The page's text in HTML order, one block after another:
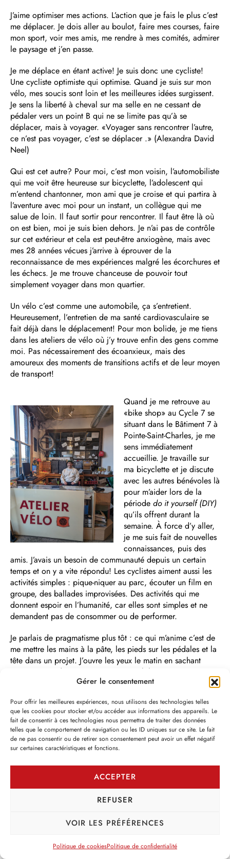
Gérer le consentement
Pour offrir les meilleures expériences, nous utilisons des technologies telles
que les cookies pour stocker et/ou accéder aux informations des appareils. Le
fait de consentir à ces technologies nous permettra de traiter des données
telles que le comportement de navigation ou les ID uniques sur ce site. Le fait
de ne pas consentir ou de retirer son consentement peut avoir un effet négatif
sur certaines caractéristiques et fonctions.
ACCEPTER
REFUSER
VOIR LES PRÉFÉRENCES
Politique de cookiesPolitique de confidentialité
J’aime optimiser mes actions. L’action que je fais le plus c’est
me déplacer. Je dois aller au boulot, faire mes courses, faire
mon sport, voir mes amis, me rendre à mes comités, admirer
le paysage et j’en passe.
Je me déplace en étant active! Je suis donc une cycliste!
Une cycliste optimiste qui optimise. Quand je suis sur mon
vélo, mes soucis sont loin et les meilleures idées surgissent.
Je sens la liberté à cheval sur ma selle en ne cessant de
pédaler vers un point B qui ne se limite pas qu’à se
déplacer, mais à voyager. «Voyager sans rencontrer l’autre,
ce n’est pas voyager, c’est se déplacer .» (Alexandra David
Neel)
Qui est cet autre? Pour moi, c’est mon voisin, l’automobiliste
qui me voit être heureuse sur bicyclette, l’adolescent qui
m’entend chantonner, mon ami que je croise et qui partira à
l’aventure avec moi pour un instant, un collègue qui me
salue de loin. Il faut sortir pour rencontrer. Il faut être là où
on est bien, moi je suis bien dehors. Je n’ai pas de contrôle
sur cet extérieur et cela est peut-être anxiogène, mais avec
mes 28 années vécues j’arrive à éprouver de la
reconnaissance de mes expériences malgré les écorchures et
les échecs. Je me trouve chanceuse de pouvoir tout
simplement voyager dans mon quartier.
Un vélo c’est comme une automobile, ça s’entretient.
Heureusement, l’entretien de ma santé cardiovasculaire se
fait déjà dans le déplacement! Pour mon bolide, je me tiens
dans les ateliers de vélo où j’y trouve enfin des gens comme
moi. Pas nécessairement des écoanxieux, mais des
amoureux des moments de transitions actifs et de leur moyen
de transport!
Quand je me retrouve au
«bike shop» au Cycle 7 se
situant dans le Bâtiment 7 à
Pointe-Saint-Charles, je me
sens immédiatement
accueillie. Je travaille sur
ma bicyclette et je discute
avec les autres bénévoles là
pour m’aider lors de la
période do it yourself (DIY)
qu’ils offrent durant la
semaine. À force d’y aller,
je me suis fait de nouvelles
connaissances, puis des
amis. J’avais un besoin de communauté depuis un certain
temps et on y a vite répondu! Les cyclistes aiment aussi les
activités simples : pique-niquer au parc, écouter un film en
groupe, des ballades improvisées. Des activités qui me
donnent espoir en l’humanité, car elles sont simples et ne
demandent pas de consommer ou de performer.
Je parlais de pragmatisme plus tôt : ce qui m’anime c’est de
me mettre les mains à la pâte, les pieds sur les pédales et la
tête dans un projet. J’ouvre les yeux le matin en sachant
qu’une partie de mon énergie sera mobilisée à cette activité
physique et cela me tire du lit et même si l’hiver est dans
de moi. J’irai parler à un ami, bouger, manger bien,
m’impliquer.
Je suis enseignante dans une école secondaire et je sais
qu’aux yeux de plusieurs élèves, mon identité se définit par
suis cycliste, que je trie leurs déchets, que je prône la
simplicité volontaire et que je déteste le gaspillage. J’ai
même mis en place des activités environnementales autour
du Jour de la Terre du 22 avril. Je me suis sentie remplie d’un
sentiment de fierté et d’espoir, car j’étais le moteur de
changement dans le petit village de 1600 personnes qu’est
mon école. Nous compostons maintenant, car chaque midi
quelques élèves et moi aidons les élèves à trier leurs